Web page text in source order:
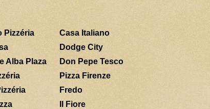
Pizzéria
Casa Italiano
Dodge City
Alba Plaza
Don Pepe Tesco
Pizza Firenze
Fredo
Il Fiore